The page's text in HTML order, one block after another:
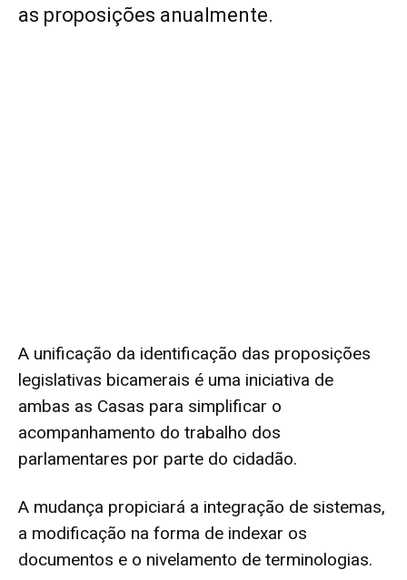
as proposições anualmente.
A unificação da identificação das proposições
legislativas bicamerais é uma iniciativa de
ambas as Casas para simplificar o
acompanhamento do trabalho dos
parlamentares por parte do cidadão.
A mudança propiciará a integração de sistemas,
a modificação na forma de indexar os
documentos e o nivelamento de terminologias.